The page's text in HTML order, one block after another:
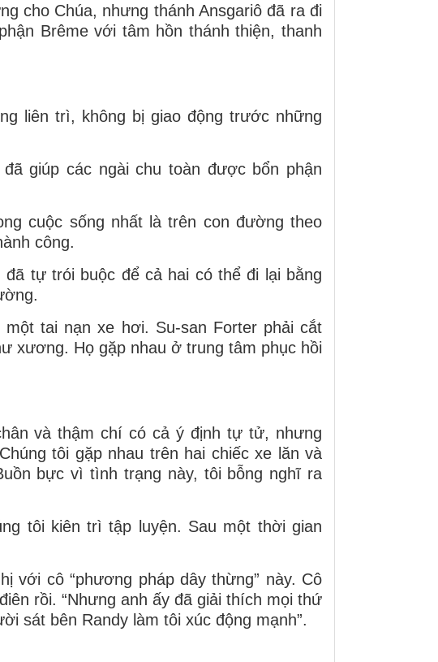
cho Chúa, nhưng thánh Ansgariô đã ra đi
Brême với tâm hồn thánh thiện, thanh
liên trì, không bị giao động trước những
giúp các ngài chu toàn được bổn phận
cuộc sống nhất là trên con đường theo
công.
tự trói buộc để cả hai có thể đi lại bằng
tai nạn xe hơi. Su-san Forter phải cắt
xương. Họ gặp nhau ở trung tâm phục hồi
và thậm chí có cả ý định tự tử, nhưng
tôi gặp nhau trên hai chiếc xe lăn và
bực vì tình trạng này, tôi bỗng nghĩ ra
tôi kiên trì tập luyện. Sau một thời gian
với cô “phương pháp dây thừng” này. Cô
rồi. “Nhưng anh ấy đã giải thích mọi thứ
sát bên Randy làm tôi xúc động mạnh”.